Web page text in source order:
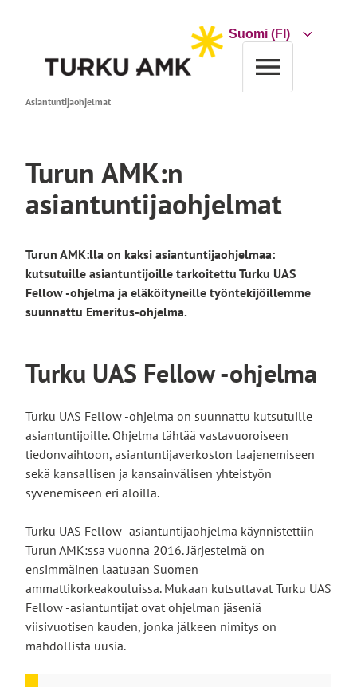
Choose
Asiantuntijaohjelmat
Turun AMK:n
asiantuntijaohjelmat
Turun AMK:lla on kaksi asiantuntijaohjelmaa:
kutsutuille asiantuntijoille tarkoitettu Turku UAS
Fellow -ohjelma ja eläköityneille työntekijöillemme
suunnattu Emeritus-ohjelma.
Turku UAS Fellow -ohjelma
Turku UAS Fellow -ohjelma on suunnattu kutsutuille
asiantuntijoille. Ohjelma tähtää vastavuoroiseen
tiedonvaihtoon, asiantuntijaverkoston laajenemiseen
sekä kansallisen ja kansainvälisen yhteistyön
syvenemiseen eri aloilla.
Turku UAS Fellow -asiantuntijaohjelma käynnistettiin
Turun AMK:ssa vuonna 2016. Järjestelmä on
ensimmäinen laatuaan Suomen
ammattikorkeakouluissa. Mukaan kutsuttavat Turku UAS
Fellow -asiantuntijat ovat ohjelman jäseniä
viisivuotisen kauden, jonka jälkeen nimitys on
mahdollista uusia.